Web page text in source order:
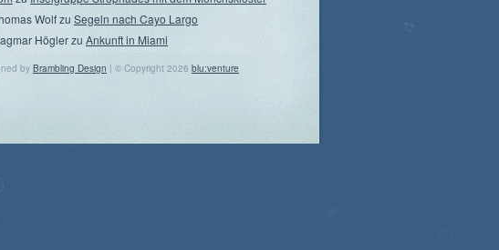
Wolfzu Segeln nach Cayo Largo
Höglerzu Ankunft in Miami
by Brambling Design | © Copyright 2026 blu:venture